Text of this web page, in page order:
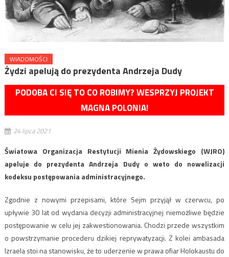
WIADOMOŚCI
Żydzi apelują do prezydenta Andrzeja Dudy
PODOBA CI SIĘ TO CO ROBIMY? WESPRZYJ PROJEKT
MAGNA POLONIA!
24 lipca 2021
Światowa Organizacja Restytucji Mienia Żydowskiego (WJRO)
apeluje do prezydenta Andrzeja Dudy o weto do nowelizacji
kodeksu postępowania administracyjnego.
Zgodnie z nowymi przepisami, które Sejm przyjął w czerwcu, po
upływie 30 lat od wydania decyzji administracyjnej niemożliwe będzie
postępowanie w celu jej zakwestionowania. Chodzi przede wszystkim
o powstrzymanie procederu dzikiej reprywatyzacji. Z kolei ambasada
Izraela stoi na stanowisku, że to uderzenie w prawa ofiar Holokaustu do